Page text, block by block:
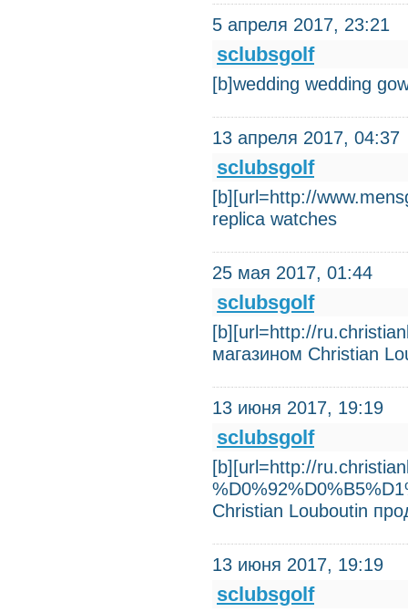
5 апреля 2017, 23:21
sclubsgolf
[b]wedding wedding
13 апреля 2017, 04:37
sclubsgolf
[b][url=http://
replica watches
25 мая 2017, 01:44
sclubsgolf
[b][url=http://
магазином Christian
13 июня 2017, 19:19
sclubsgolf
[b][url=http://
Christian Louboutin
13 июня 2017, 19:19
sclubsgolf